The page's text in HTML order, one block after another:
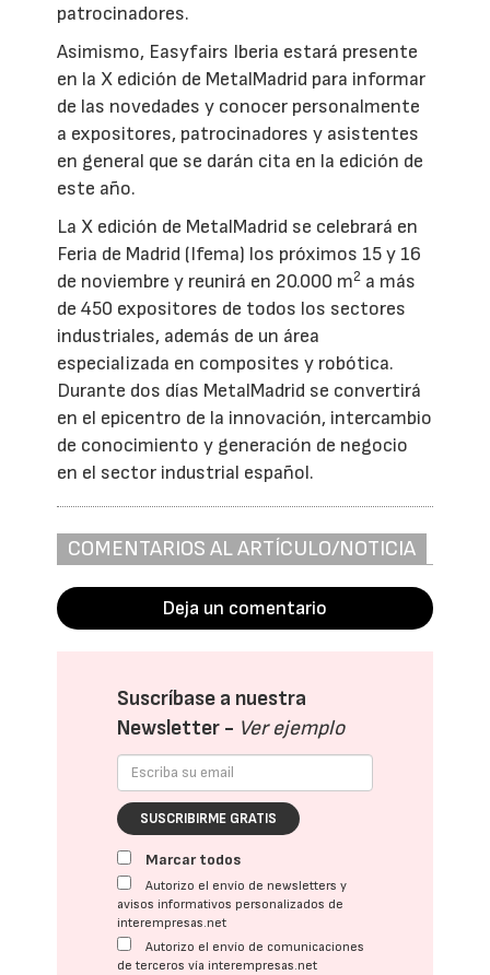
patrocinadores.
Asimismo, Easyfairs Iberia estará presente
en la X edición de MetalMadrid para informar
de las novedades y conocer personalmente
a expositores, patrocinadores y asistentes
en general que se darán cita en la edición de
este año.
La X edición de MetalMadrid se celebrará en
Feria de Madrid (Ifema) los próximos 15 y 16
de noviembre y reunirá en 20.000 m2 a más
de 450 expositores de todos los sectores
industriales, además de un área
especializada en composites y robótica.
Durante dos días MetalMadrid se convertirá
en el epicentro de la innovación, intercambio
de conocimiento y generación de negocio
en el sector industrial español.
COMENTARIOS AL ARTÍCULO/NOTICIA
Deja un comentario
Suscríbase a nuestra
Newsletter - Ver ejemplo
SUSCRIBIRME GRATIS
Marcar todos
Autorizo el envío de newsletters y
avisos informativos personalizados de
interempresas.net
Autorizo el envío de comunicaciones
de terceros vía interempresas.net